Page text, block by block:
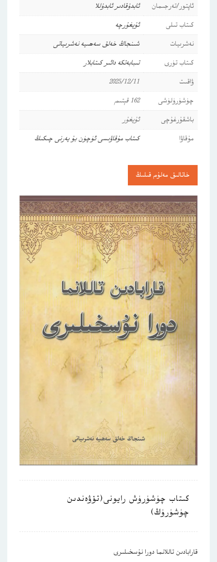
ئاپتور/تەرجىمان
ئابدۇقادىر ئابدۇللا
كىتاب تىلى
ئۇيغۇرچە
نەشرىيات
شىنجاڭ خەلق سەھىيە نەشرىياتى
كىتاب تۈرى
تىبابەتكە دائىر كىتابلار
ۋاقىت
2025/12/11
چۈشۈرۈلۈشى
162 قېتىم
باشقۇرغۇچى
ئۇيغۇر
مۇقاۋا
كىتاب مۇقاۋىسى ئۈچۈن بۇ يەرنى چىكىڭ
خاتالىق مەلۇم قىلىڭ
كىتاب چۈشۈرۈش رايونى(تۆۋەندىن
چۈشۈرۈڭ)
قارابادىن تاللانما دورا نۇسخىلىرى